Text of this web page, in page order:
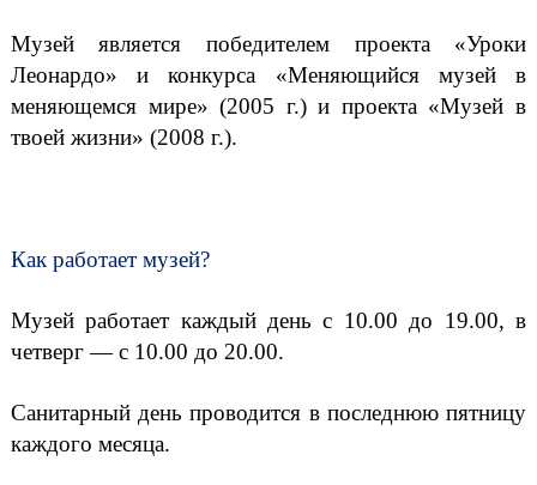
Музей является победителем проекта «Уроки
Леонардо» и конкурса «Меняющийся музей в
меняющемся мире» (2005 г.) и проекта «Музей в
твоей жизни» (2008 г.).
Как работает музей?
Музей работает каждый день с 10.00 до 19.00, в
четверг — с 10.00 до 20.00.
Санитарный день проводится в последнюю пятницу
каждого месяца.